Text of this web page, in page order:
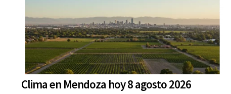
Clima en Mendoza hoy 8 agosto 2026